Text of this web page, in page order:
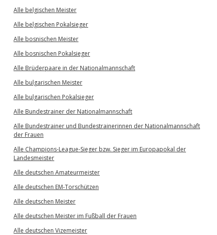
Alle belgischen Meister
Alle belgischen Pokalsieger
Alle bosnischen Meister
Alle bosnischen Pokalsieger
Alle Brüderpaare in der Nationalmannschaft
Alle bulgarischen Meister
Alle bulgarischen Pokalsieger
Alle Bundestrainer der Nationalmannschaft
Alle Bundestrainer und Bundestrainerinnen der Nationalmannschaft
der Frauen
Alle Champions-League-Sieger bzw. Sieger im Europapokal der
Landesmeister
Alle deutschen Amateurmeister
Alle deutschen EM-Torschützen
Alle deutschen Meister
Alle deutschen Meister im Fußball der Frauen
Alle deutschen Vizemeister